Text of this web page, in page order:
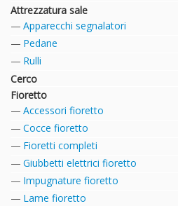
Attrezzatura sale
Apparecchi segnalatori
Pedane
Rulli
Cerco
Fioretto
Accessori fioretto
Cocce fioretto
Fioretti completi
Giubbetti elettrici fioretto
Impugnature fioretto
Lame fioretto